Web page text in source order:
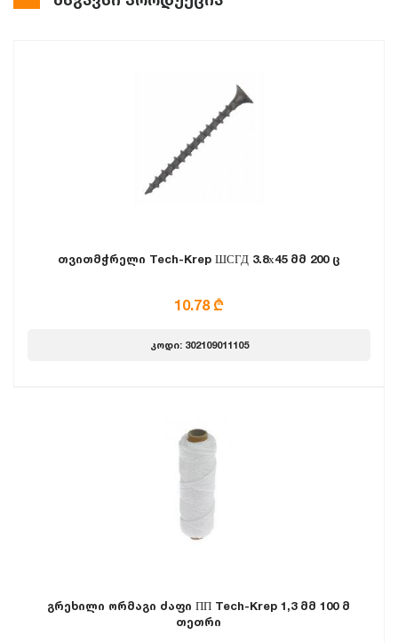
თვითმჭრელი Tech-Krep ШСГД 3.8х45 მმ 200 ც
10.78 ₾
კოდი: 302109011105
გრეხილი ორმაგი ძაფი ПП Tech-Krep 1,3 მმ 100 მ
თეთრი